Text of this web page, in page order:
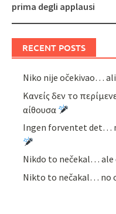
prima degli applausi
RECENT POSTS
Niko nije očekivao… ali
Κανείς δεν το
αίθουσα
Ingen forventet det…
Nikdo to nečekal… ale
Nikto to nečakal… no